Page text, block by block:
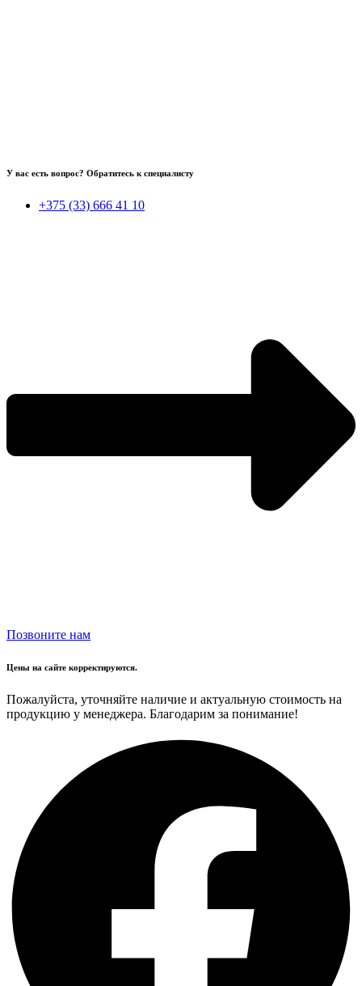
У вас есть вопрос? Обратитесь к специалисту
+375 (33) 666 41 10
Позвоните нам
Цены на сайте корректируются.
Пожалуйста, уточняйте наличие и актуальную стоимость на
продукцию у менеджера. Благодарим за понимание!